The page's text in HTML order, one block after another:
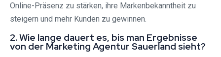
Online-Präsenz zu stärken, ihre Markenbekanntheit zu
steigern und mehr Kunden zu gewinnen.
2. Wie lange dauert es, bis man Ergebnisse
von der Marketing Agentur Sauerland sieht?